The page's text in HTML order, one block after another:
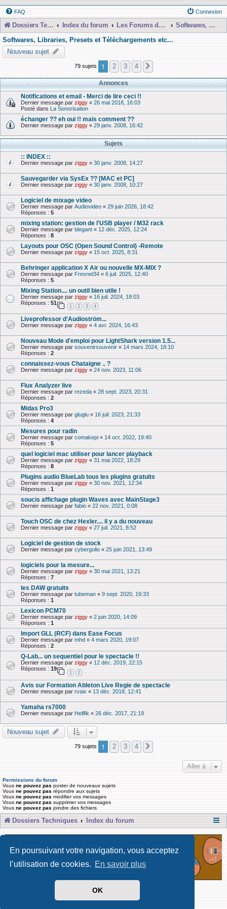
En poursuivant votre navigation, vous acceptez
l’utilisation de cookies. En savoir plus
OK
FAQ Connexion
Dossiers Techniques Index du forum Les Forums de Discussions
Softwares, Libraries, Presets et Téléchargements etc...
Softwares, Libraries, Presets et Téléchargements etc...
Nouveau sujet
79 sujets 1 2 3 4
Annonces
Notifications et email - Merci de lire ceci !!
Dernier message par ziggy « 26 mai 2018, 16:03
Posté dans La Sonorisation
échanger ?? eh oui !! mais comment ??
Dernier message par ziggy « 29 janv. 2008, 16:42
Sujets
:: INDEX ::
Dernier message par ziggy « 30 janv. 2008, 14:27
Sauvegarder via SysEx ?? [MAC et PC]
Dernier message par ziggy « 30 janv. 2008, 10:27
Logiciel de mixage video
Dernier message par Audiovideo « 29 juin 2026, 18:42
Réponses : 5
mixing station: gestion de l'USB player / M32 rack
Dernier message par ldegant « 12 déc. 2025, 12:24
Réponses : 8
Layouts pour OSC (Open Sound Control) -Remote
Dernier message par ziggy « 15 oct. 2025, 8:31
Behringer application X Air ou nouvelle MX-MIX ?
Dernier message par Fresnel34 « 6 juil. 2025, 12:40
Réponses : 5
Mixing Station.... un outil bien utile !
Dernier message par ziggy « 16 juil. 2024, 18:03
Réponses : 51
1 2 3 4
Liveprofessor d'Audioström...
Dernier message par ziggy « 4 avr. 2024, 16:43
Nouveau Mode d'emploi pour LightShark version 1.5...
Dernier message par souvenirsouvenir « 14 mars 2024, 18:10
Réponses : 2
connaissez-vous Chataigne .. ?
Dernier message par ziggy « 24 nov. 2023, 11:06
Flux Analyzer live
Dernier message par rezeda « 28 sept. 2023, 20:31
Réponses : 2
Midas Pro3
Dernier message par gluglu « 16 juil. 2023, 21:33
Réponses : 4
Mesures pour radin
Dernier message par comakepi « 14 oct. 2022, 19:40
Réponses : 5
quel logiciel mac utiliser pour lancer playback
Dernier message par ziggy « 31 mai 2022, 18:29
Réponses : 8
Plugins audio BlueLab tous les plugins gratuits
Dernier message par ziggy « 30 nov. 2021, 12:34
Réponses : 1
soucis affichage plugin Waves avec MainStage3
Dernier message par fabio « 22 nov. 2021, 0:08
Touch OSC de chez Hexler.... il y a du nouveau
Dernier message par ziggy « 27 juil. 2021, 8:52
Logiciel de gestion de stock
Dernier message par cybergolio « 25 juin 2021, 13:49
logiciels pour la mesure...
Dernier message par ziggy « 30 mai 2021, 13:21
Réponses : 7
les DAW gratuits
Dernier message par tubeman « 9 sept. 2020, 19:33
Réponses : 1
Lexicon PCM70
Dernier message par ziggy « 2 juin 2020, 14:09
Réponses : 1
Import GLL (RCF) dans Ease Focus
Dernier message par mhd « 4 mars 2020, 19:07
Réponses : 2
Q-Lab... un sequentiel pour le spectacle !!
Dernier message par ziggy « 12 déc. 2019, 22:15
Réponses : 19
1 2
Avis sur Formation Ableton Live Regie de spectacle
Dernier message par rvaix « 13 déc. 2018, 12:41
Yamaha rs7000
Dernier message par Hellfik « 26 déc. 2017, 21:19
Nouveau sujet
79 sujets 1 2 3 4
Aller à
Permissions du forum
Vous ne pouvez pas poster de nouveaux sujets
Vous ne pouvez pas répondre aux sujets
Vous ne pouvez pas modifier vos messages
Vous ne pouvez pas supprimer vos messages
Vous ne pouvez pas joindre des fichiers
Dossiers Techniques Index du forum
Développé par Forum Software © phpBB Limited
Traduit par phpBB-fr